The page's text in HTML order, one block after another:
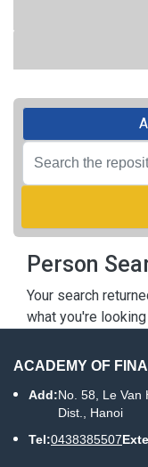
Person
Your search
what you're
ACADEMY OF
Add:No. 58, Le Van
Dist., Hanoi
Tel:0438385507